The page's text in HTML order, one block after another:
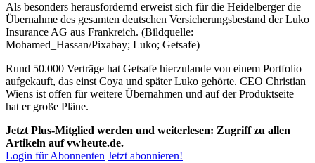
Als besonders herausfordernd erweist sich für die Heidelberger die
Übernahme des gesamten deutschen Versicherungsbestand der Luko
Insurance AG aus Frankreich. (Bildquelle:
Mohamed_Hassan/Pixabay; Luko; Getsafe)
Rund 50.000 Verträge hat Getsafe hierzulande von einem Portfolio
aufgekauft, das einst Coya und später Luko gehörte. CEO Christian
Wiens ist offen für weitere Übernahmen und auf der Produktseite
hat er große Pläne.
Jetzt Plus-Mitglied werden und weiterlesen: Zugriff zu allen
Artikeln auf vwheute.de.
Login für Abonnenten Jetzt abonnieren!